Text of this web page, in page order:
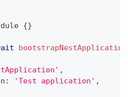
{}
bootstrapNestApplication
,
: 'Test application' ,